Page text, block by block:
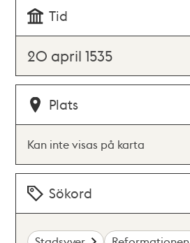
Tid
20 april 1535
Plats
Kan inte visas på karta
Sökord